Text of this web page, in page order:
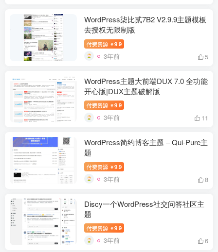
WordPress柒比贰7B2 V2.9.9主题模板
去授权无限制版
付费资源 ￥9.9
3年前 5
WordPress主题大前端DUX 7.0 全功能
开心版|DUX主题破解版
付费资源 ￥9.9
3年前 11
WordPress简约博客主题 – Qui-Pure主
题
付费资源 ￥9.9
3年前 8
Discy一个WordPress社交问答社区主
题
付费资源 ￥9.9
3年前 6